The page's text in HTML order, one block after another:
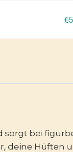
bei
Hüften